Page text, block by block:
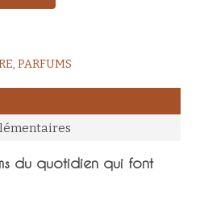
, PARFUMS
du quotidien qui font